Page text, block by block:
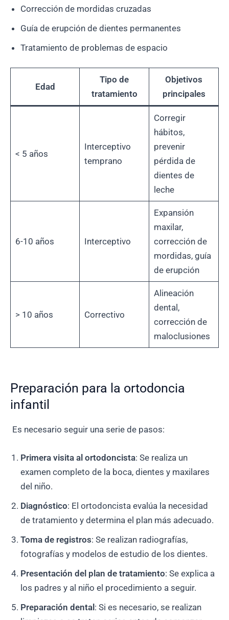
Corrección de mordidas cruzadas
Guía de erupción de dientes permanentes
Tratamiento de problemas de espacio
Edad
Tipo de
tratamiento
Objetivos
principales
< 5 años
Interceptivo
temprano
Corregir
hábitos,
prevenir
pérdida de
dientes de
leche
6-10 años Interceptivo
Expansión
maxilar,
corrección de
mordidas, guía
de erupción
> 10 años Correctivo
Alineación
dental,
corrección de
maloclusiones
Preparación para la ortodoncia
infantil
Es necesario seguir una serie de pasos:
Primera visita al ortodoncista: Se realiza un
examen completo de la boca, dientes y maxilares
del niño.
Diagnóstico: El ortodoncista evalúa la necesidad
de tratamiento y determina el plan más adecuado.
Toma de registros: Se realizan radiografías,
fotografías y modelos de estudio de los dientes.
Presentación del plan de tratamiento: Se explica a
los padres y al niño el procedimiento a seguir.
Preparación dental : Si es necesario, se realizan